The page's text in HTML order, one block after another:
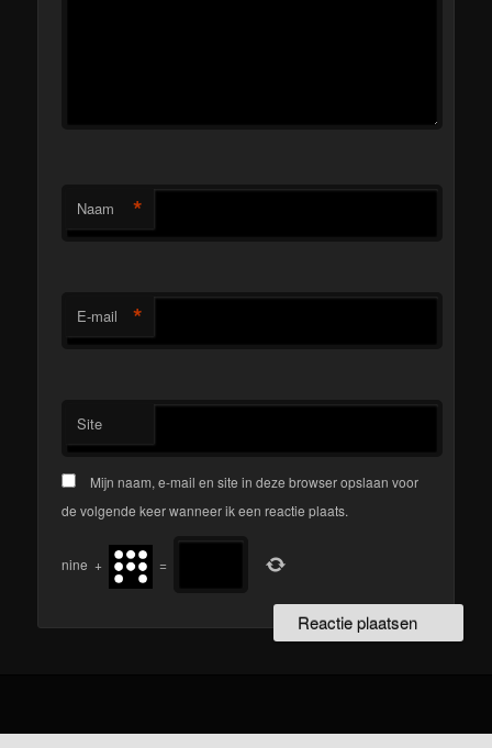
Naam *
E-mail *
Site
Mijn naam, e-mail en site in deze browser opslaan voor
de volgende keer wanneer ik een reactie plaats.
nine + =